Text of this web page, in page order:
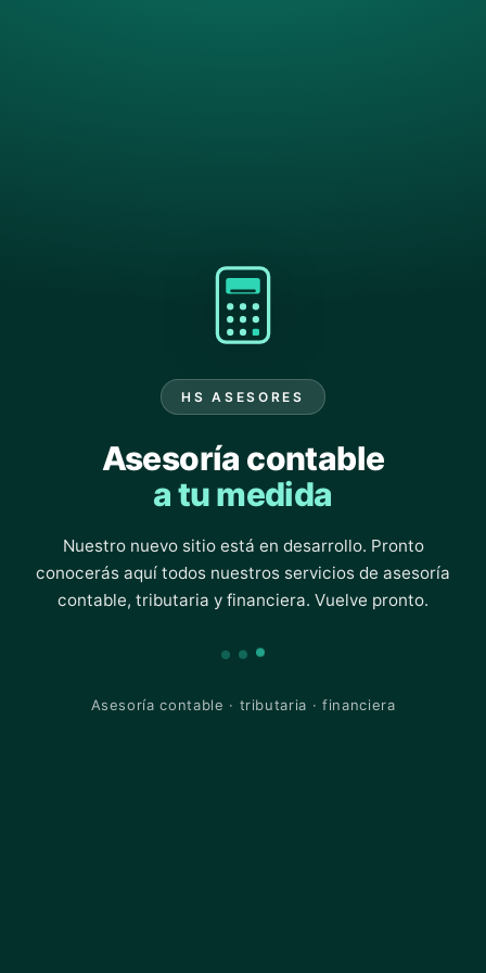
HS ASESORES
Asesoría contable
a tu medida
Nuestro nuevo sitio está en desarrollo. Pronto
conocerás aquí todos nuestros servicios de asesoría
contable, tributaria y financiera. Vuelve pronto.
Asesoría contable · tributaria · financiera